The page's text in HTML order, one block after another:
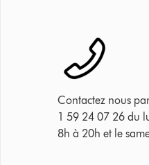
Contactez nous
1 59 24 07 26 du
8h à 20h et le